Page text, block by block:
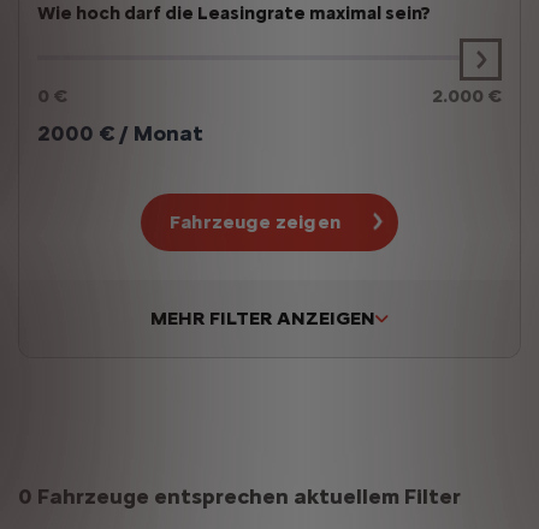
Wie hoch darf die Leasingrate maximal sein?
0 € 2.000 €
2000 € / Monat
Fahrzeuge zeigen
MEHR FILTER ANZEIGEN
Suchergebnisse
0 Fahrzeuge entsprechen aktuellem Filter